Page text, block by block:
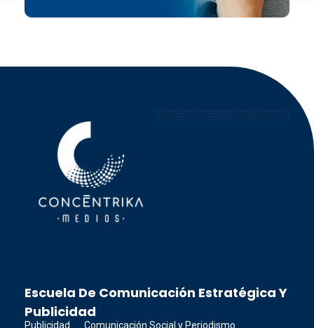
Escuela De Comunicación Estratégica Y
Publicidad
Publicidad Comunicación Social y Periodismo